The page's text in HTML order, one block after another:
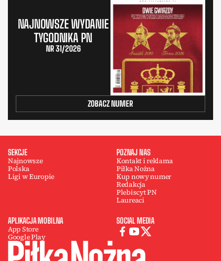
NAJNOWSZE WYDANIE
TYGODNIKA PN
NR 31/2026
ZOBACZ NUMER
SEKCJE
Najnowsze
Polska
Ligi w Europie
POZNAJ NAS
Kontakt i reklama
Piłka Nożna
Kup nowy numer
Redakcja
Plebiscyt PN
Laureaci
APLIKACJA MOBILNA
App Store
Google Play
SOCIAL MEDIA